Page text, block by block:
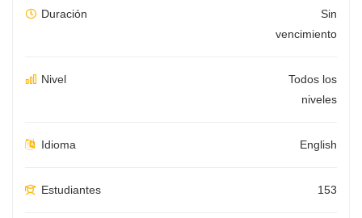
Duración
Sin
vencimiento
Nivel
Todos los
niveles
Idioma English
Estudiantes 153